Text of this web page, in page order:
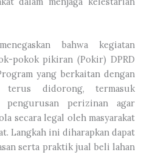
bahwa kegiatan
pokok pikiran (Pokir) DPRD
yang berkaitan dengan
terus didorong, termasuk
pengurusan perizinan agar
secara legal oleh masyarakat
Langkah ini diharapkan dapat
serta praktik jual beli lahan